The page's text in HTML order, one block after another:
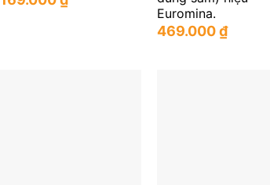
Euromina.
469.000₫